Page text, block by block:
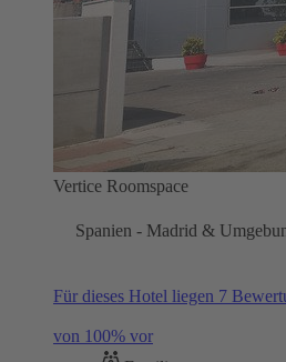
Vertice Roomspace
Spanien - Madrid &
Für dieses Hotel liegen 7
von 100% vor